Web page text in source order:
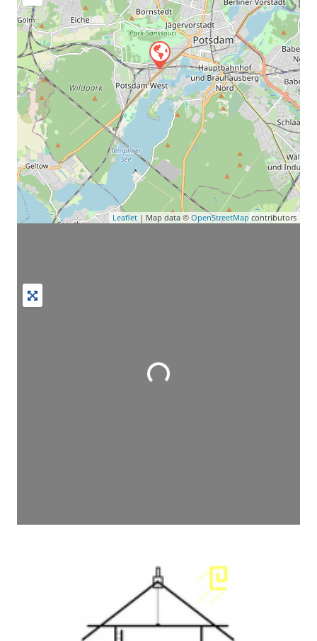
Leaflet | Map data © OpenStreetMap contributors
Wird geladen …